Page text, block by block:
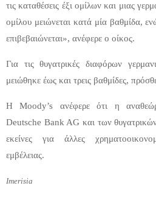
τις καταθέσεις έξι ομίλων και μιας
ομίλου μειώνεται κατά μία βαθμίδα,
επιβεβαιώνεται», ανέφερε ο οίκος.
Για τις θυγατρικές διαφόρων
μειώθηκε έως και τρεις βαθμίδες,
Η Moody’s ανέφερε ότι η
Deutsche Bank AG και των
εκείνες για άλλες
εμβέλειας.
Imerisia